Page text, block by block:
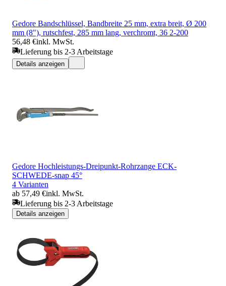
Gedore Bandschlüssel, Bandbreite 25 mm, extra breit, Ø 200
mm (8"), rutschfest, 285 mm lang, verchromt, 36 2-200
56,48 €inkl. MwSt.
Lieferung bis 2-3 Arbeitstage
Details anzeigen
Gedore Hochleistungs-Dreipunkt-Rohrzange ECK-
SCHWEDE-snap 45°
4 Varianten
ab 57,49 €inkl. MwSt.
Lieferung bis 2-3 Arbeitstage
Details anzeigen